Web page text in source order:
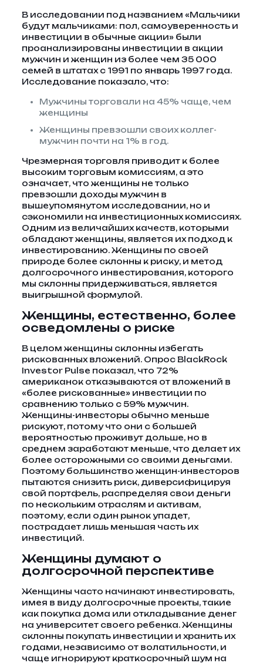
В исследовании под названием «Мальчики
будут мальчиками: пол, самоуверенность и
инвестиции в обычные акции» были
проанализированы инвестиции в акции
мужчин и женщин из более чем 35 000
семей в штатах с 1991 по январь 1997 года.
Исследование показало, что:
Мужчины торговали на 45% чаще, чем
женщины
Женщины превзошли своих коллег-
мужчин почти на 1% в год.
Чрезмерная торговля приводит к более
высоким торговым комиссиям, а это
означает, что женщины не только
превзошли доходы мужчин в
вышеупомянутом исследовании, но и
сэкономили на инвестиционных комиссиях.
Одним из величайших качеств, которыми
обладают женщины, является их подход к
инвестированию. Женщины по своей
природе более склонны к риску, и метод
долгосрочного инвестирования, которого
мы склонны придерживаться, является
выигрышной формулой.
Женщины, естественно, более
осведомлены о риске
В целом женщины склонны избегать
рискованных вложений. Опрос BlackRock
Investor Pulse показал, что 72%
американок отказываются от вложений в
«более рискованные» инвестиции по
сравнению только с 59% мужчин.
Женщины-инвесторы обычно меньше
рискуют, потому что они с большей
вероятностью проживут дольше, но в
среднем заработают меньше, что делает их
более осторожными со своими деньгами.
Поэтому большинство женщин-инвесторов
пытаются снизить риск, диверсифицируя
свой портфель, распределяя свои деньги
по нескольким отраслям и активам,
поэтому, если один рынок упадет,
пострадает лишь меньшая часть их
инвестиций.
Женщины думают о
долгосрочной перспективе
Женщины часто начинают инвестировать,
имея в виду долгосрочные проекты, такие
как покупка дома или откладывание денег
на университет своего ребенка. Женщины
склонны покупать инвестиции и хранить их
годами, независимо от волатильности, и
чаще игнорируют краткосрочный шум на